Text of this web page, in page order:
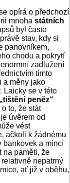
opírá o předchozí
mnoha státních
byl často
stav, kdy si
panovníkem,
chodu a pokrytí
zadlužení
tímto
a měny jako
Laicky se v této
peněz“
to, že stát
úvěrem od
vést
ačkoli k žádnému
bankovek a mincí
na paměti, že
nepatrný
ať již v oběhu,